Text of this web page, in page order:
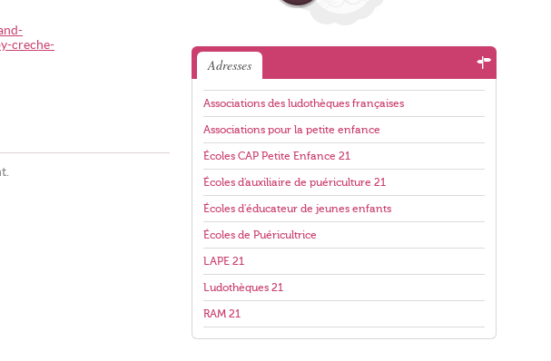
creche-
Adresses
Associations des ludothèques françaises
Associations pour la petite enfance
Écoles CAP Petite Enfance 21
Écoles d'auxiliaire de puériculture 21
Écoles d'éducateur de jeunes enfants
Écoles de Puéricultrice
LAPE 21
Ludothèques 21
RAM 21